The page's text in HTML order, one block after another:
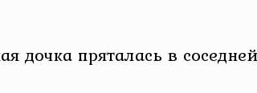
пряталась в